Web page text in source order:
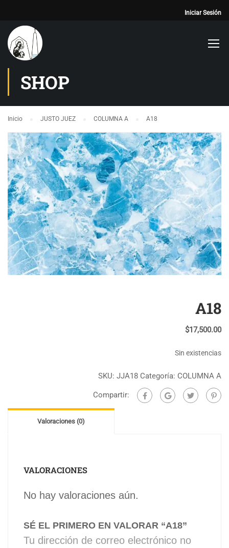
Iniciar Sesión
SHOP
Inicio JUSTO JUEZ COLUMNA A A18
A18
$17,500.00
Sin existencias
SKU: JJA18 Categoría: COLUMNA A
Compartir:
Valoraciones (0)
VALORACIONES
No hay valoraciones aún.
SÉ EL PRIMERO EN VALORAR “A18”
Tu dirección de correo electrónico no